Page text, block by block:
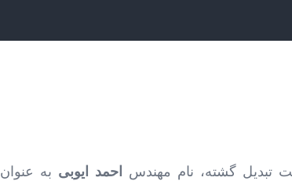
تبدیل گشته، نام مهندس احمد ایوبی به